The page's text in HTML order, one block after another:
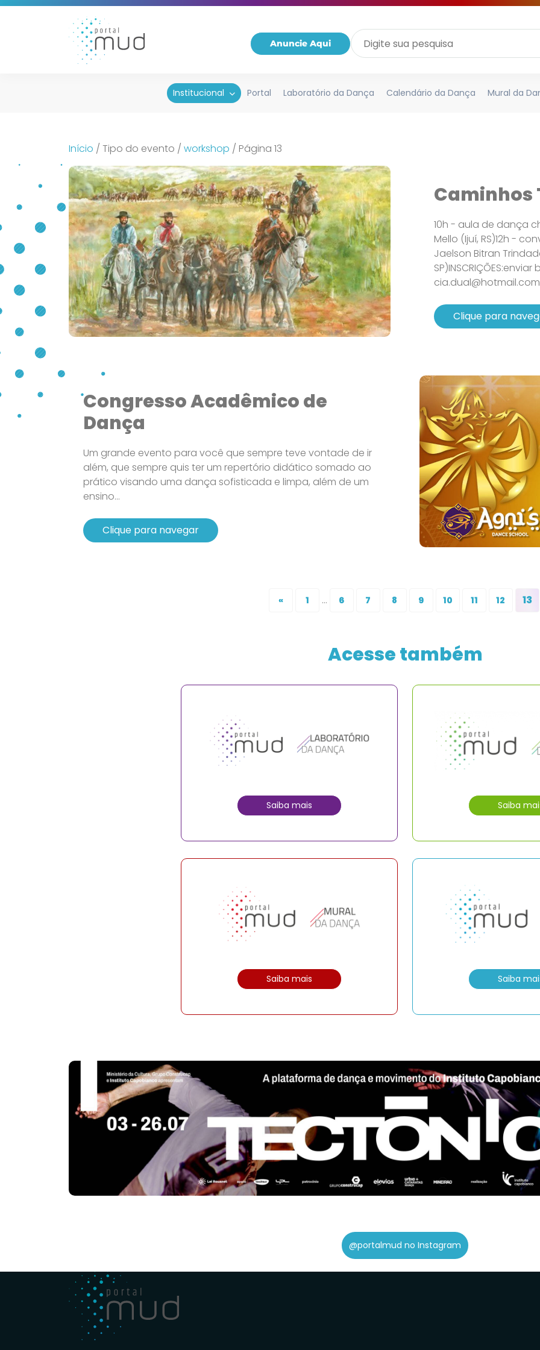
Anuncie Aqui
Institucional Portal Laboratório da Dança Calendário da Dança Mural da
Início / Tipo do evento / workshop / Página 13
Caminhos
10h - aula de dança
Mello (Ijuí, RS)12h -
Jaelson Bitran
cia.dual@hotmail.com
Clique para
Congresso Acadêmico de
Dança
Um grande evento para você que sempre teve vontade de ir
além, que sempre quis ter um repertório didático somado ao
prático visando uma dança sofisticada e limpa, além de um
ensino...
Clique para navegar
« 1 ... 6 7 8 9 10 11 12 13
Acesse também
Saiba mais Saiba
Saiba mais Saiba
@portalmud no Instagram